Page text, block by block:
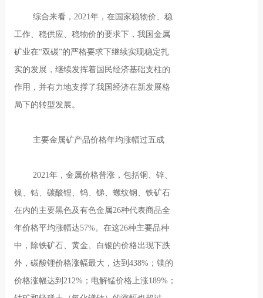
综合来看，2021年，在国家稳物价、稳
工作、稳供应、稳物价的要求下，我国金属
矿业在“双碳”的严格要求下继续实现稳定扎
实的发展，继续发挥着国民经济基础支柱的
作用，并有力地支撑了我国经济在新发展格
局下的转型发展。
主要金属矿产品价格年均涨幅过五成
2021年，金属价格普涨，包括铜、锌、
镍、钴、碳酸锂、钨、锑、螺纹钢、铁矿石
在内的主要黑色及有色金属26种代表商品全
年价格平均涨幅达57%。在这26种主要品种
中，除铁矿石、黄金、白银的价格出现下跌
外，碳酸锂价格涨幅最大，达到438%；镁的
价格涨幅达到212%；电解锰价格上涨189%；